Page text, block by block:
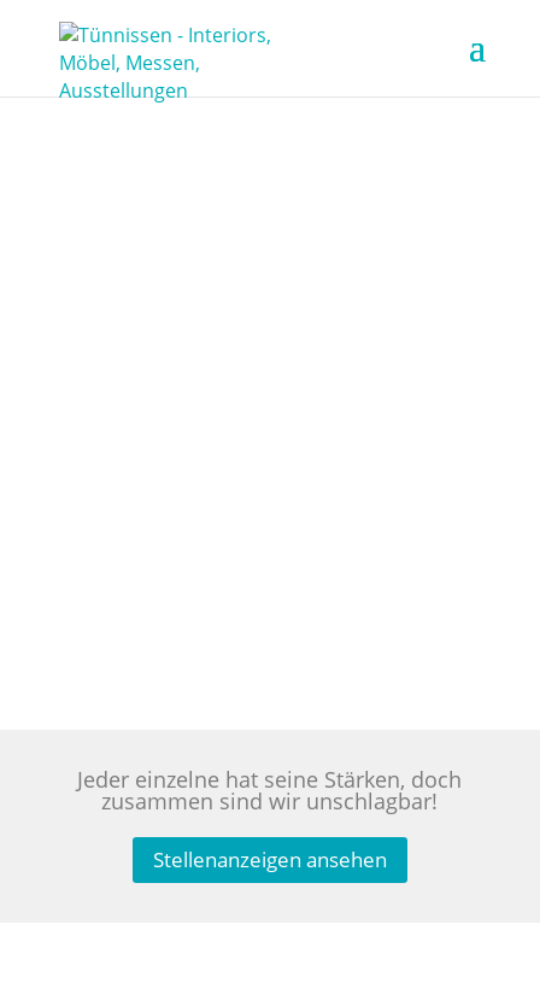
Jeder einzelne hat seine Stärken, doch
zusammen sind wir unschlagbar!
Stellenanzeigen ansehen